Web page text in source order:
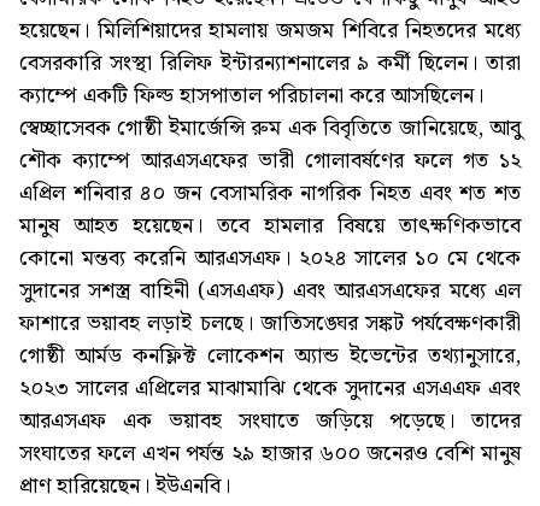
হয়েছেন। মিলিশিয়াদের হামলায় জমজম শিবিরে নিহতদের মধ্যে
বেসরকারি সংস্থা রিলিফ ইন্টারন্যাশনালের ৯ কর্মী ছিলেন। তারা
ক্যাম্পে একটি ফিল্ড হাসপাতাল পরিচালনা করে আসছিলেন।
স্বেচ্ছাসেবক গোষ্ঠী ইমার্জেন্সি রুম এক বিবৃতিতে জানিয়েছে, আবু
শৌক ক্যাম্পে আরএসএফের ভারী গোলাবর্ষণের ফলে গত ১২
এপ্রিল শনিবার ৪০ জন বেসামরিক নাগরিক নিহত এবং শত শত
মানুষ আহত হয়েছেন। তবে হামলার বিষয়ে তাৎক্ষণিকভাবে
কোনো মন্তব্য করেনি আরএসএফ। ২০২৪ সালের ১০ মে থেকে
সুদানের সশস্ত্র বাহিনী (এসএএফ) এবং আরএসএফের মধ্যে এল
ফাশারে ভয়াবহ লড়াই চলছে। জাতিসঙ্ঘের সঙ্কট পর্যবেক্ষণকারী
গোষ্ঠী আর্মড কনফ্লিক্ট লোকেশন অ্যান্ড ইভেন্টের তথ্যানুসারে,
২০২৩ সালের এপ্রিলের মাঝামাঝি থেকে সুদানের এসএএফ এবং
আরএসএফ এক ভয়াবহ সংঘাতে জড়িয়ে পড়েছে। তাদের
সংঘাতের ফলে এখন পর্যন্ত ২৯ হাজার ৬০০ জনেরও বেশি মানুষ
প্রাণ হারিয়েছেন। ইউএনবি।